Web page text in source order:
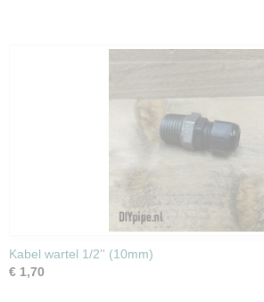
Kabel wartel 1/2'' (10mm)
€ 1,70